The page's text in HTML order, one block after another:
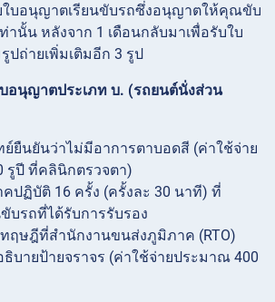
บอนุญาตเรียนขับรถซึ่งอนุญาตให้คุณขับ
านั้น หลังจาก 1 เดือนกลับมาเพื่อรับใบ
ถ่ายเพิ่มเติมอีก 3 รูป
อนุญาตประเภท บ. (รถยนต์นั่งส่วน
ย์ยืนยันว่าไม่มีอาการตาบอดสี (ค่าใช้จ่าย
รูปี ที่คลินิกตรวจตา)
คปฏิบัติ 16 ครั้ง (ครั้งละ 30 นาที) ที่
บรถที่ได้รับการรับรอง
ฤษฎีที่สำนักงานขนส่งภูมิภาค (RTO)
บายป้ายจราจร (ค่าใช้จ่ายประมาณ 400